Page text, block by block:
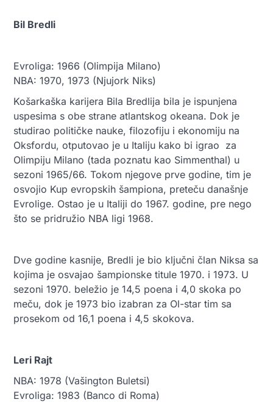
Bil Bredli
Evroliga: 1966 (Olimpija Milano)
NBA: 1970, 1973 (Njujork Niks)
Košarkaška karijera Bila Bredlija bila je ispunjena
uspesima s obe strane atlantskog okeana. Dok je
studirao političke nauke, filozofiju i ekonomiju na
Oksfordu, otputovao je u Italiju kako bi igrao za
Olimpiju Milano (tada poznatu kao Simmenthal) u
sezoni 1965/66. Tokom njegove prve godine, tim je
osvojio Kup evropskih šampiona, preteču današnje
Evrolige. Ostao je u Italiji do 1967. godine, pre nego
što se pridružio NBA ligi 1968.
Dve godine kasnije, Bredli je bio ključni član Niksa sa
kojima je osvajao šampionske titule 1970. i 1973. U
sezoni 1970. beležio je 14,5 poena i 4,0 skoka po
meču, dok je 1973 bio izabran za Ol-star tim sa
prosekom od 16,1 poena i 4,5 skokova.
Leri Rajt
NBA: 1978 (Vašington Buletsi)
Evroliga: 1983 (Banco di Roma)